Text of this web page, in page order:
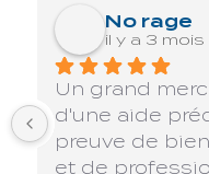
No rage
il y a 3 mois
Un grand
d'une aide
preuve de
et de